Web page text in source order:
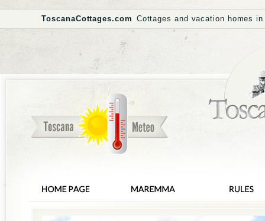
ToscanaCottages.com Cottages and vacation homes